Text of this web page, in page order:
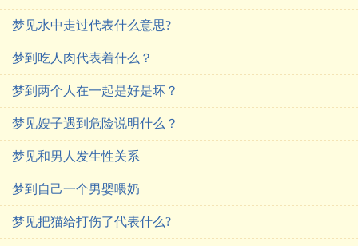
梦见水中走过代表什么意思?
梦到吃人肉代表着什么？
梦到两个人在一起是好是坏？
梦见嫂子遇到危险说明什么？
梦见和男人发生性关系
梦到自己一个男婴喂奶
梦见把猫给打伤了代表什么?